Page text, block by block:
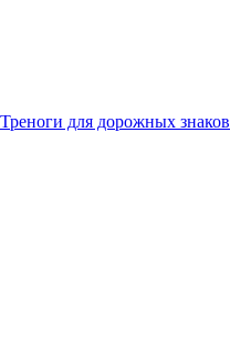
для дорожных знаков